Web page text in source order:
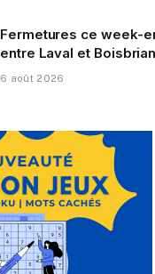
Fermetures ce week-
entre Laval et
6 août 2026